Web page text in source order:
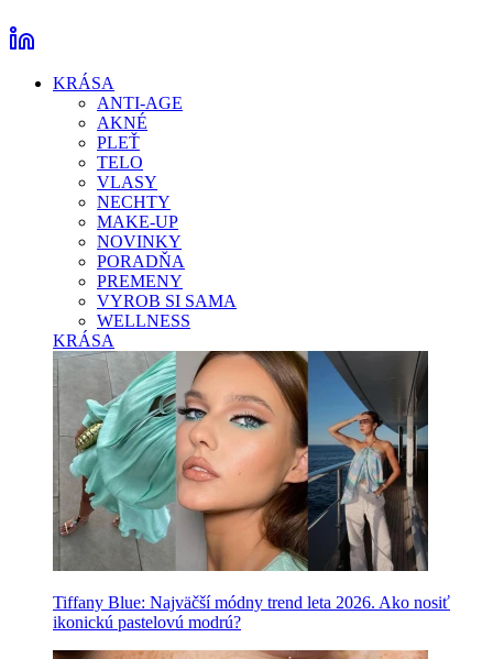
KRÁSA
ANTI-AGE
AKNÉ
PLEŤ
TELO
VLASY
NECHTY
MAKE-UP
NOVINKY
PORADŇA
PREMENY
VYROB SI SAMA
WELLNESS
KRÁSA
Tiffany Blue: Najväčší módny trend leta 2026. Ako nosiť
ikonickú pastelovú modrú?